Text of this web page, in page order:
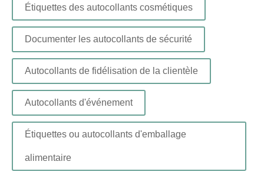
Étiquettes des autocollants cosmétiques
Documenter les autocollants de sécurité
Autocollants de fidélisation de la clientèle
Autocollants d'événement
Étiquettes ou autocollants d'emballage
alimentaire